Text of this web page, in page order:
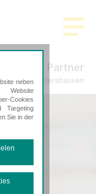
Freund & Partner
in Sondershausen
neben
Website
Cookies
Targeting
Sie in der